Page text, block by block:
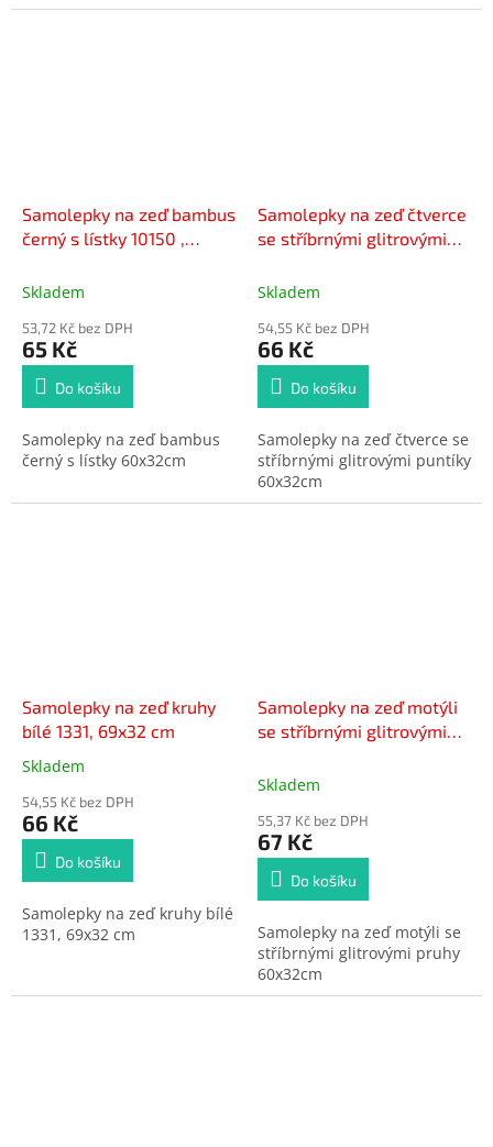
Samolepky na zeď bambus
černý s lístky 10150 ,
Skladem
53,72 Kč bez DPH
65 Kč
Do košíku
Samolepky na zeď bambus
černý s lístky 60x32cm
Samolepky na zeď čtverce
se stříbrnými glitrovými
Skladem
54,55 Kč bez DPH
66 Kč
Do košíku
Samolepky na zeď čtverce se
stříbrnými glitrovými puntíky
60x32cm
Samolepky na zeď kruhy
bílé 1331, 69x32 cm
Průměrné
produktu
je
5,0
hvězdiček.
Skladem
54,55 Kč bez DPH
66 Kč
Do košíku
Samolepky na zeď kruhy bílé
1331, 69x32 cm
Samolepky na zeď motýli
se stříbrnými glitrovými
POSLEDNÍ KUSY -
Skladem
55,37 Kč bez DPH
67 Kč
Do košíku
Samolepky na zeď motýli se
stříbrnými glitrovými pruhy
60x32cm